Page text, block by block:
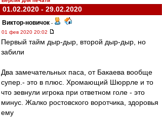
01.02.2020 - 29.02.2020
Виктор-новичок -
01 фев 2020 20:02
Первый тайм дыр-дыр, второй дыр-дыр, но
забили
Два замечательных паса, от Бакаева вообще
супер.- это в плюс. Хромающий Шюррле и то
что зевнули игрока при ответном голе - это
минус. Жалко ростовского воротчика, здоровья
ему